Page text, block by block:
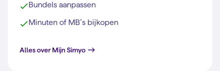
Bundels aanpassen
Minuten of MB’s bijkopen
Alles over Mijn Simyo